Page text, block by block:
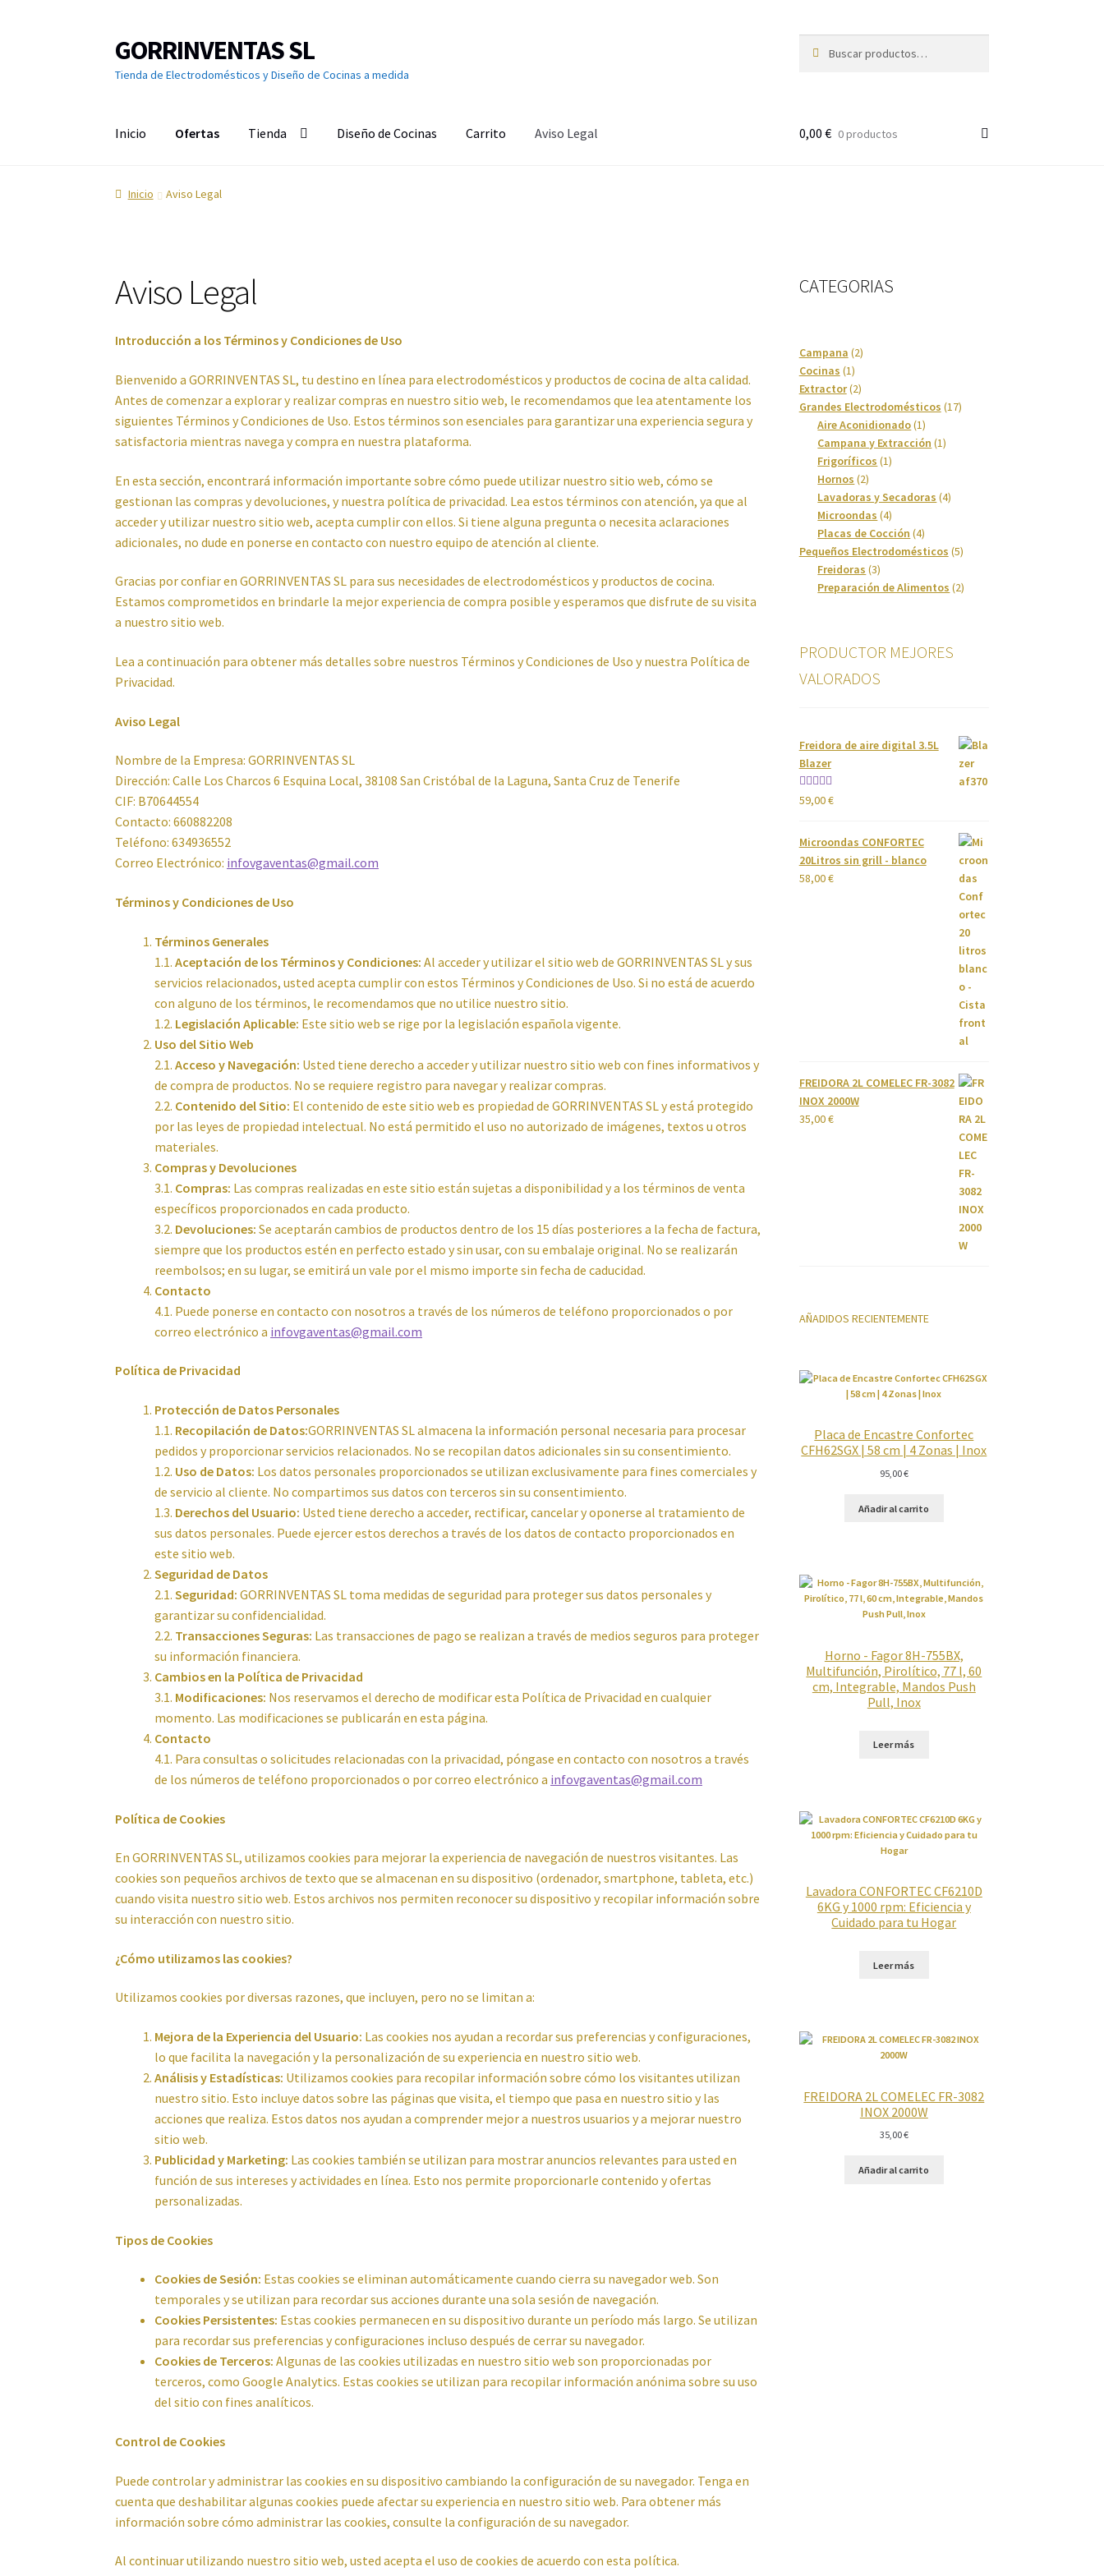
Ir
a
la
Ir
al
contenido
GORRINVENTAS SL
Tienda de Electrodomésticos y Diseño de Cocinas a medida
por:
Inicio Ofertas Tienda Diseño de Cocinas Carrito Aviso Legal
Inicio Ofertas Accesorios de TV
Grandes Electrodomésticos
Política de privacidadPreparación de alimentosReproductores SaludSecadorasTelevisiónTiendaVentiladores
0,00 € 0 productos
Inicio Aviso Legal
Aviso Legal
Introducción a los Términos y Condiciones de Uso
Bienvenido a GORRINVENTAS SL, tu destino en línea para electrodomésticos y productos de cocina de alta calidad.
Antes de comenzar a explorar y realizar compras en nuestro sitio web, le recomendamos que lea atentamente los
siguientes Términos y Condiciones de Uso. Estos términos son esenciales para garantizar una experiencia segura y
satisfactoria mientras navega y compra en nuestra plataforma.
En esta sección, encontrará información importante sobre cómo puede utilizar nuestro sitio web, cómo se
gestionan las compras y devoluciones, y nuestra política de privacidad. Lea estos términos con atención, ya que al
acceder y utilizar nuestro sitio web, acepta cumplir con ellos. Si tiene alguna pregunta o necesita aclaraciones
adicionales, no dude en ponerse en contacto con nuestro equipo de atención al cliente.
Gracias por confiar en GORRINVENTAS SL para sus necesidades de electrodomésticos y productos de cocina.
Estamos comprometidos en brindarle la mejor experiencia de compra posible y esperamos que disfrute de su visita
a nuestro sitio web.
Lea a continuación para obtener más detalles sobre nuestros Términos y Condiciones de Uso y nuestra Política de
Privacidad.
Aviso Legal
Nombre de la Empresa: GORRINVENTAS SL
Dirección: Calle Los Charcos 6 Esquina Local, 38108 San Cristóbal de la Laguna, Santa Cruz de Tenerife
CIF: B70644554
Contacto: 660882208
Teléfono: 634936552
Correo Electrónico: infovgaventas@gmail.com
Términos y Condiciones de Uso
Términos Generales
1.1.Aceptación de los Términos y Condiciones: Al acceder y utilizar el sitio web de GORRINVENTAS SL y sus
servicios relacionados, usted acepta cumplir con estos Términos y Condiciones de Uso. Si no está de acuerdo
con alguno de los términos, le recomendamos que no utilice nuestro sitio.
1.2. Legislación Aplicable: Este sitio web se rige por la legislación española vigente.
Uso del Sitio Web
2.1.Acceso y Navegación: Usted tiene derecho a acceder y utilizar nuestro sitio web con fines informativos y
de compra de productos. No se requiere registro para navegar y realizar compras.
2.2. Contenido del Sitio: El contenido de este sitio web es propiedad de GORRINVENTAS SL y está protegido
por las leyes de propiedad intelectual. No está permitido el uso no autorizado de imágenes, textos u otros
materiales.
Compras y Devoluciones
3.1. Compras: Las compras realizadas en este sitio están sujetas a disponibilidad y a los términos de venta
específicos proporcionados en cada producto.
3.2. Devoluciones: Se aceptarán cambios de productos dentro de los 15 días posteriores a la fecha de factura,
siempre que los productos estén en perfecto estado y sin usar, con su embalaje original. No se realizarán
reembolsos; en su lugar, se emitirá un vale por el mismo importe sin fecha de caducidad.
Contacto
4.1. Puede ponerse en contacto con nosotros a través de los números de teléfono proporcionados o por
correo electrónico a infovgaventas@gmail.com
Política de Privacidad
Protección de Datos Personales
1.1. Recopilación de Datos:GORRINVENTAS SL almacena la información personal necesaria para procesar
pedidos y proporcionar servicios relacionados. No se recopilan datos adicionales sin su consentimiento.
1.2. Uso de Datos: Los datos personales proporcionados se utilizan exclusivamente para fines comerciales y
de servicio al cliente. No compartimos sus datos con terceros sin su consentimiento.
1.3. Derechos del Usuario: Usted tiene derecho a acceder, rectificar, cancelar y oponerse al tratamiento de
sus datos personales. Puede ejercer estos derechos a través de los datos de contacto proporcionados en
este sitio web.
Seguridad de Datos
2.1.Seguridad: GORRINVENTAS SL toma medidas de seguridad para proteger sus datos personales y
garantizar su confidencialidad.
2.2. Transacciones Seguras: Las transacciones de pago se realizan a través de medios seguros para proteger
su información financiera.
Cambios en la Política de Privacidad
3.1. Modificaciones: Nos reservamos el derecho de modificar esta Política de Privacidad en cualquier
momento. Las modificaciones se publicarán en esta página.
Contacto
4.1. Para consultas o solicitudes relacionadas con la privacidad, póngase en contacto con nosotros a través
de los números de teléfono proporcionados o por correo electrónico a infovgaventas@gmail.com
Política de Cookies
En GORRINVENTAS SL, utilizamos cookies para mejorar la experiencia de navegación de nuestros visitantes. Las
cookies son pequeños archivos de texto que se almacenan en su dispositivo (ordenador, smartphone, tableta, etc.)
cuando visita nuestro sitio web. Estos archivos nos permiten reconocer su dispositivo y recopilar información sobre
su interacción con nuestro sitio.
¿Cómo utilizamos las cookies?
Utilizamos cookies por diversas razones, que incluyen, pero no se limitan a:
Mejora de la Experiencia del Usuario: Las cookies nos ayudan a recordar sus preferencias y configuraciones,
lo que facilita la navegación y la personalización de su experiencia en nuestro sitio web.
Análisis y Estadísticas: Utilizamos cookies para recopilar información sobre cómo los visitantes utilizan
nuestro sitio. Esto incluye datos sobre las páginas que visita, el tiempo que pasa en nuestro sitio y las
acciones que realiza. Estos datos nos ayudan a comprender mejor a nuestros usuarios y a mejorar nuestro
sitio web.
Publicidad y Marketing: Las cookies también se utilizan para mostrar anuncios relevantes para usted en
función de sus intereses y actividades en línea. Esto nos permite proporcionarle contenido y ofertas
personalizadas.
Tipos de Cookies
Cookies de Sesión: Estas cookies se eliminan automáticamente cuando cierra su navegador web. Son
temporales y se utilizan para recordar sus acciones durante una sola sesión de navegación.
Cookies Persistentes: Estas cookies permanecen en su dispositivo durante un período más largo. Se utilizan
para recordar sus preferencias y configuraciones incluso después de cerrar su navegador.
Cookies de Terceros: Algunas de las cookies utilizadas en nuestro sitio web son proporcionadas por
terceros, como Google Analytics. Estas cookies se utilizan para recopilar información anónima sobre su uso
del sitio con fines analíticos.
Control de Cookies
Puede controlar y administrar las cookies en su dispositivo cambiando la configuración de su navegador. Tenga en
cuenta que deshabilitar algunas cookies puede afectar su experiencia en nuestro sitio web. Para obtener más
información sobre cómo administrar las cookies, consulte la configuración de su navegador.
Al continuar utilizando nuestro sitio web, usted acepta el uso de cookies de acuerdo con esta política.
CATEGORIAS
Campana 22
Cocinas 11
producto
Extractor 22
productos
Grandes Electrodomésticos 1717
Aire Aconidionado 11
producto
Campana y Extracción 11
Frigoríficos 11
Hornos 22
productos
Lavadoras y Secadoras 44
Microondas 44
productos
Placas de Cocción 44
productos
Pequeños Electrodomésticos 55
Freidoras 33
productos
Preparación de Alimentos 22
PRODUCTOR MEJORES
VALORADOS
Freidora de aire digital 3.5L
Blazer
Valorado
59,00€
Microondas CONFORTEC
20Litros sin grill - blanco
58,00€
FREIDORA 2L COMELEC FR-3082
INOX 2000W
35,00€
AÑADIDOS RECIENTEMENTE
Placa de Encastre Confortec
CFH62SGX | 58 cm | 4 Zonas | Inox
95,00€
Añadir al carrito
Horno - Fagor 8H-755BX,
Multifunción, Pirolítico, 77 l, 60
cm, Integrable, Mandos Push
Pull, Inox
Leer más
Lavadora CONFORTEC CF6210D
6KG y 1000 rpm: Eficiencia y
Cuidado para tu Hogar
Leer más
FREIDORA 2L COMELEC FR-3082
INOX 2000W
35,00€
Añadir al carrito